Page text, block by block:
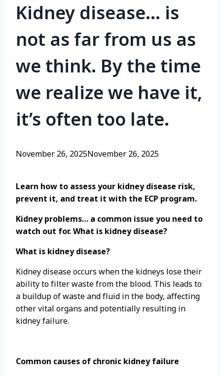
Kidney disease… is
not as far from us as
we think. By the time
we realize we have it,
it’s often too late.
November 26, 2025November 26, 2025
Learn how to assess your kidney disease risk,
prevent it, and treat it with the ECP program.
Kidney problems… a common issue you need to
watch out for. What is kidney disease?
What is kidney disease?
Kidney disease occurs when the kidneys lose their
ability to filter waste from the blood. This leads to
a buildup of waste and fluid in the body, affecting
other vital organs and potentially resulting in
kidney failure.
Common causes of chronic kidney failure